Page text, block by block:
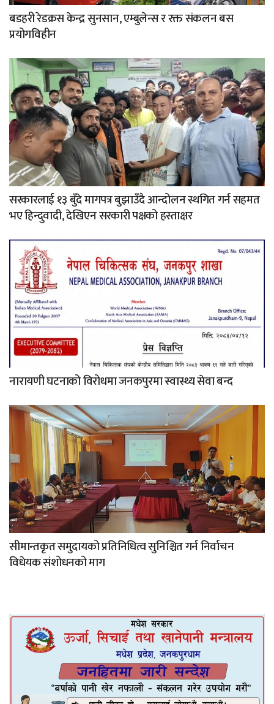
बडहरी रेडक्रस केन्द्र सुनसान, एम्बुलेन्स र रक्त संकलन बस
प्रयोगविहीन
सरकारलाई १३ बुँदे मागपत्र बुझाउँदै आन्दोलन स्थगित गर्न सहमत
भए हिन्दुवादी, देखिएन सरकारी पक्षको हस्ताक्षर
नारायणी घटनाको विरोधमा जनकपुरमा स्वास्थ्य सेवा बन्द
सीमान्तकृत समुदायको प्रतिनिधित्व सुनिश्चित गर्न निर्वाचन
विधेयक संशोधनको माग